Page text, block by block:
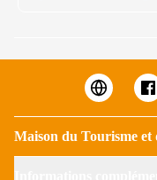
Maison du Tourisme et